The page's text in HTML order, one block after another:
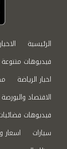
الرئيسية
فيديوهات متنوعة
اخبار الرياضة
الاقتصاد والبورصة
فيديوهات
سيارات